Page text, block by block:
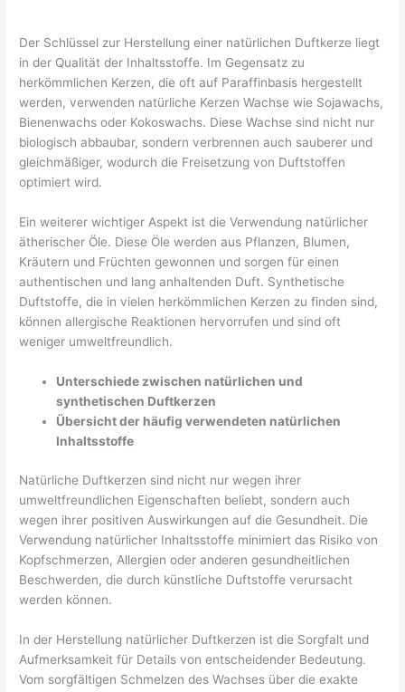
Der Schlüssel zur Herstellung einer natürlichen Duftkerze liegt
in der Qualität der Inhaltsstoffe. Im Gegensatz zu
herkömmlichen Kerzen, die oft auf Paraffinbasis hergestellt
werden, verwenden natürliche Kerzen Wachse wie Sojawachs,
Bienenwachs oder Kokoswachs. Diese Wachse sind nicht nur
biologisch abbaubar, sondern verbrennen auch sauberer und
gleichmäßiger, wodurch die Freisetzung von Duftstoffen
optimiert wird.
Ein weiterer wichtiger Aspekt ist die Verwendung natürlicher
ätherischer Öle. Diese Öle werden aus Pflanzen, Blumen,
Kräutern und Früchten gewonnen und sorgen für einen
authentischen und lang anhaltenden Duft. Synthetische
Duftstoffe, die in vielen herkömmlichen Kerzen zu finden sind,
können allergische Reaktionen hervorrufen und sind oft
weniger umweltfreundlich.
Unterschiede zwischen natürlichen und
synthetischen Duftkerzen
Übersicht der häufig verwendeten natürlichen
Inhaltsstoffe
Natürliche Duftkerzen sind nicht nur wegen ihrer
umweltfreundlichen Eigenschaften beliebt, sondern auch
wegen ihrer positiven Auswirkungen auf die Gesundheit. Die
Verwendung natürlicher Inhaltsstoffe minimiert das Risiko von
Kopfschmerzen, Allergien oder anderen gesundheitlichen
Beschwerden, die durch künstliche Duftstoffe verursacht
werden können.
In der Herstellung natürlicher Duftkerzen ist die Sorgfalt und
Aufmerksamkeit für Details von entscheidender Bedeutung.
Vom sorgfältigen Schmelzen des Wachses über die exakte